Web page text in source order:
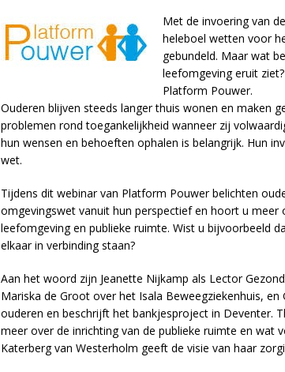
ALGEMEEN NIEUWS
Met de invoering van
heleboel wetten voor
gebundeld. Maar wat
leefomgeving eruit
Platform Pouwer.
Ouderen blijven steeds langer thuis wonen en maken
problemen rond toegankelijkheid wanneer zij
hun wensen en behoeften ophalen is belangrijk. Hun
wet.
Tijdens dit webinar van Platform Pouwer belichten
omgevingswet vanuit hun perspectief en hoort u
leefomgeving en publieke ruimte. Wist u bijvoorbeeld
elkaar in verbinding staan?
Aan het woord zijn Jeanette Nijkamp als Lector
Mariska de Groot over het Isala Beweegziekenhuis,
ouderen en beschrijft het bankjesproject in Deventer.
meer over de inrichting van de publieke ruimte en wat
Katerberg van Westerholm geeft de visie van haar